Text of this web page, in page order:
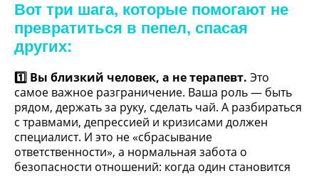
Вот три шага, которые помогают не
превратиться в пепел, спасая
других:
1️⃣ Вы близкий человек, а не терапевт. Это
самое важное разграничение. Ваша роль — быть
рядом, держать за руку, сделать чай. А разбираться
с травмами, депрессией и кризисами должен
специалист. И это не «сбрасывание
ответственности», а нормальная забота о
безопасности отношений: когда один становится